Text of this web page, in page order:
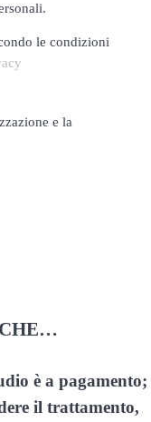
le condizioni
e la
è a pagamento;
il trattamento,